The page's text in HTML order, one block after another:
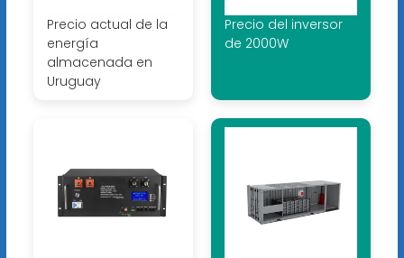
Precio actual de la
energía
almacenada en
Uruguay
Precio del inversor
de 2000W